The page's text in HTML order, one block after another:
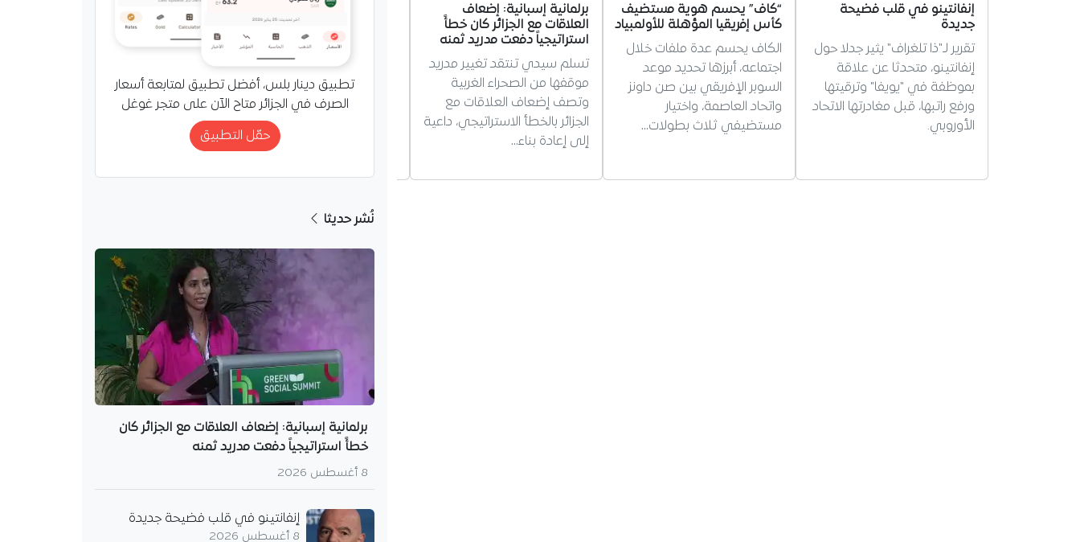
إنفانتينو في قلب فضيحة
جديدة
تقرير لـ"ذا تلغراف" يثير جدلا حول
إنفانتينو، متحدثا عن علاقة
بموظفة في "يويفا" وترقيتها
ورفع راتبها، قبل مغادرتها الاتحاد
الأوروبي.
“كاف” يحسم هوية مستضيف
كأس إفريقيا المؤهلة للأولمبياد
الكاف يحسم عدة ملفات خلال
اجتماعه، أبرزها تحديد موعد
السوبر الإفريقي بين صن داونز
واتحاد العاصمة، واختيار
مستضيفي ثلاث بطولات…
برلمانية إسبانية: إضعاف
العلاقات مع الجزائر كان خطأً
استراتيجياً دفعت مدريد ثمنه
تسلم سيدي تنتقد تغيير مدريد
موقفها من الصحراء الغربية
وتصف إضعاف العلاقات مع
الجزائر بالخطأ الاستراتيجي، داعية
إلى إعادة بناء…
وهران: تفكيك شبكتين
دوليتين لتنظيم رحلات الهجرة
غير الشرعية وتوقيف 36
فككت شرطة وهران شبكتين
إجراميتين بامتداد دولي تنشطان
في تنظيم الهجرة غير الشرعية
عبر البحر، كما أوقفت 36 شخصا
تطبيق دينار بلس، أفضل تطبيق لمتابعة أسعار
الصرف في الجزائر متاح الآن على متجر غوغل
حمّل التطبيق
نُشر حديثا
برلمانية إسبانية: إضعاف العلاقات مع الجزائر كان
خطأً استراتيجياً دفعت مدريد ثمنه
8 أغسطس 2026
إنفانتينو في قلب فضيحة جديدة
8 أغسطس 2026